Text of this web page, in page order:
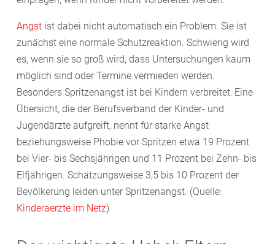
Angst ist dabei nicht automatisch ein Problem. Sie ist
zunächst eine normale Schutzreaktion. Schwierig wird
es, wenn sie so groß wird, dass Untersuchungen kaum
möglich sind oder Termine vermieden werden.
Besonders Spritzenangst ist bei Kindern verbreitet: Eine
Übersicht, die der Berufsverband der Kinder- und
Jugendärzte aufgreift, nennt für starke Angst
beziehungsweise Phobie vor Spritzen etwa 19 Prozent
bei Vier- bis Sechsjährigen und 11 Prozent bei Zehn- bis
Elfjährigen. Schätzungsweise 3,5 bis 10 Prozent der
Bevölkerung leiden unter Spritzenangst. (Quelle:
Kinderaerzte im Netz)